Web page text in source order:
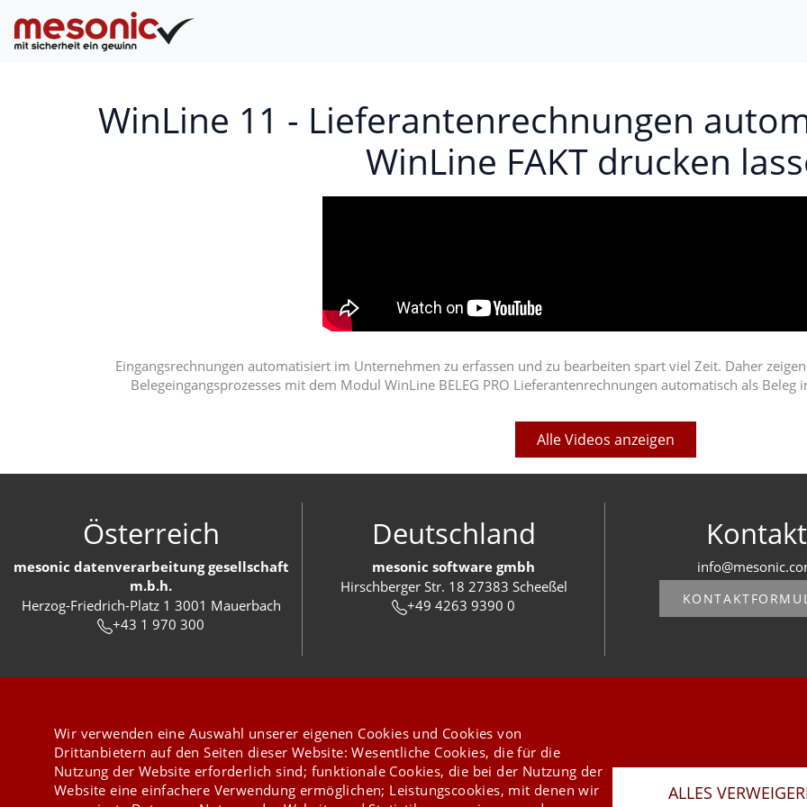
WinLine 11 - Lieferantenrechnungen
WinLine FAKT drucken
Eingangsrechnungen automatisiert im Unternehmen zu erfassen und zu bearbeiten spart viel Zeit. Daher
Belegeingangsprozesses mit dem Modul WinLine BELEG PRO Lieferantenrechnungen automatisch als
Alle Videos anzeigen
Österreich
mesonic datenverarbeitung gesellschaft
m.b.h.
Herzog-Friedrich-Platz 1 3001 Mauerbach
+43 1 970 300
Deutschland
mesonic software gmbh
Hirschberger Str. 18 27383 Scheeßel
+49 4263 9390 0
Kontakt
Wir verwenden eine Auswahl unserer eigenen Cookies und Cookies von
Drittanbietern auf den Seiten dieser Website: Wesentliche Cookies, die für die
Nutzung der Website erforderlich sind; funktionale Cookies, die bei der Nutzung der
Website eine einfachere Verwendung ermöglichen; Leistungscookies, mit denen wir
ALLES